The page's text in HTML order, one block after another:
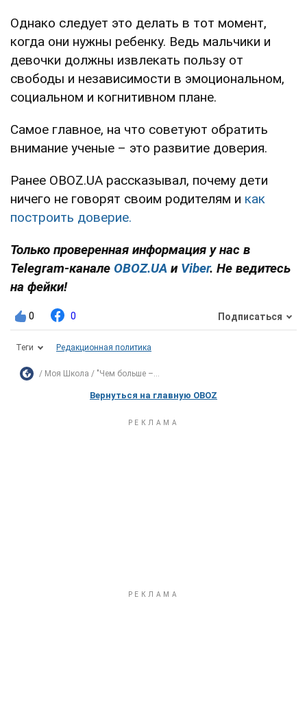
Однако следует это делать в тот момент,
когда они нужны ребенку. Ведь мальчики и
девочки должны извлекать пользу от
свободы и независимости в эмоциональном,
социальном и когнитивном плане.
Самое главное, на что советуют обратить
внимание ученые – это развитие доверия.
Ранее OBOZ.UA рассказывал, почему дети
ничего не говорят своим родителям и как
построить доверие.
Только проверенная информация у нас в
Telegram-канале OBOZ.UA и Viber. Не ведитесь
на фейки!
0 0 Подписаться
Теги Редакционная политика
Моя Школа "Чем больше –...
Вернуться на главную OBOZ